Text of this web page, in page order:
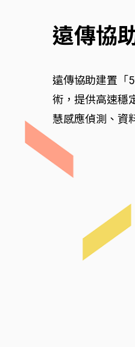
遠傳協
遠傳協助建置「
術，提供高速穩
慧感應偵測、資